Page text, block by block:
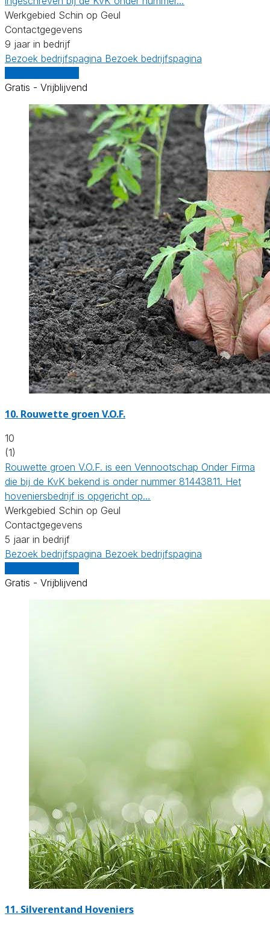
Werkgebied Schin op Geul
Contactgegevens
9 jaar in bedrijf
Bezoek bedrijfspagina Bezoek bedrijfspagina
Gratis - Vrijblijvend
10. Rouwette groen V.O.F.
10
(1)
Rouwette groen V.O.F. is een Vennootschap Onder Firma
die bij de KvK bekend is onder nummer 81443811. Het
hoveniersbedrijf is opgericht op…
Werkgebied Schin op Geul
Contactgegevens
5 jaar in bedrijf
Bezoek bedrijfspagina Bezoek bedrijfspagina
Gratis - Vrijblijvend
11. Silverentand Hoveniers